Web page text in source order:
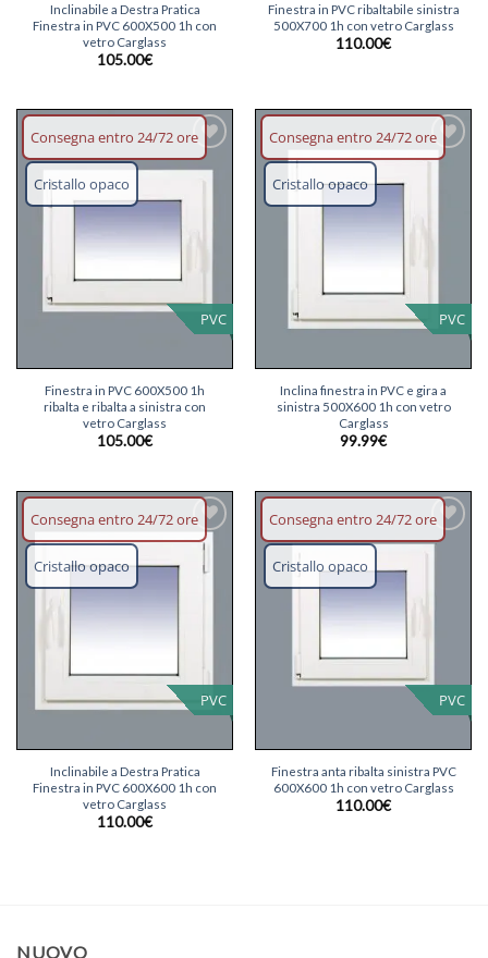
Inclinabile a Destra Pratica
Finestra in PVC 600X500 1h con
vetro Carglass
105.00€
Finestra in PVC ribaltabile sinistra
500X700 1h con vetro Carglass
110.00€
Consegna entro 24/72 ore
PVC
Cristallo opaco
Aggiungi
Finestra in PVC 600X500 1h
ribalta e ribalta a sinistra con
vetro Carglass
105.00€
Consegna entro 24/72 ore
PVC
Cristallo opaco
Aggiungi
Inclina finestra in PVC e gira a
sinistra 500X600 1h con vetro
Carglass
99.99€
Consegna entro 24/72 ore
PVC
Cristallo opaco
Aggiungi
desideri
Inclinabile a Destra Pratica
Finestra in PVC 600X600 1h con
vetro Carglass
110.00€
Consegna entro 24/72 ore
PVC
Cristallo opaco
Aggiungi
Finestra anta ribalta sinistra PVC
600X600 1h con vetro Carglass
110.00€
NUOVO